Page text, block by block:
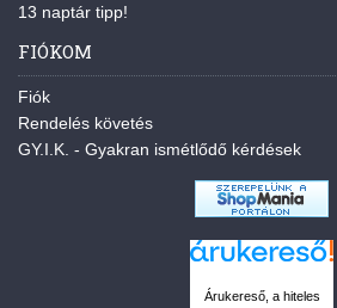
13 naptár tipp!
FIÓKOM
Fiók
Rendelés követés
GY.I.K. - Gyakran ismétlődő kérdések
Árukereső, a hiteles